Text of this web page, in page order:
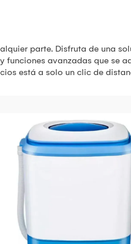
parte. Disfruta de una
avanzadas que se
está a solo un clic de